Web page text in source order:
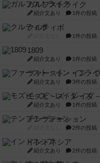
ガルフストライク
紹介文あり 1件の投稿
クルティボ
1件の投稿
1809
紹介文あり 1件の投稿
ファースト・イン・
紹介文あり 3件の投稿
モズビ－ズ・レイダ
紹介文あり 1件の投稿
テンプテーション
2件の投稿
インドネシア
紹介文あり 2件の投稿